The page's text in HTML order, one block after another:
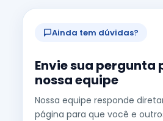
Ainda tem dúvidas?
Envie sua pergunta
nossa equipe
Nossa equipe responde
página para que você e